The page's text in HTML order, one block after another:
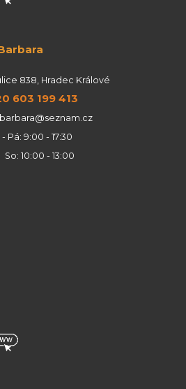
838, Hradec Králové
603 199 413
- Pá: 9:00 - 17:30
10:00 - 13:00